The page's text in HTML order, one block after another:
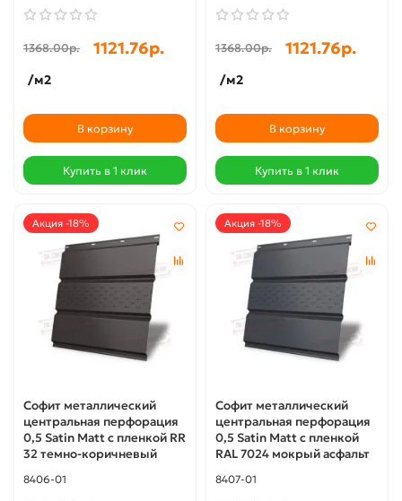
1368.00р. 1121.76р.
/м2
В корзину
Купить в 1 клик
1368.00р. 1121.76р.
/м2
В корзину
Купить в 1 клик
Акция -18%
Софит металлический
центральная перфорация
0,5 Satin Мatt с пленкой RR
32 темно-коричневый
8406-01
Акция -18%
Софит металлический
центральная перфорация
0,5 Satin Мatt с пленкой
RAL 7024 мокрый асфальт
8407-01